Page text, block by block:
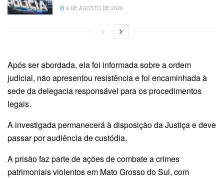
9 DE AGOSTO DE 2026
Após ser abordada, ela foi informada sobre a ordem
judicial, não apresentou resistência e foi encaminhada à
sede da delegacia responsável para os procedimentos
legais.
A investigada permanecerá à disposição da Justiça e deve
passar por audiência de custódia.
A prisão faz parte de ações de combate a crimes
patrimoniais violentos em Mato Grosso do Sul, com